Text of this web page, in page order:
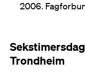
2006.
Trondheim